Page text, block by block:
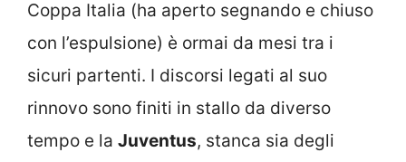
Coppa Italia (ha aperto segnando e chiuso
con l’espulsione) è ormai da mesi tra i
sicuri partenti. I discorsi legati al suo
rinnovo sono finiti in stallo da diverso
tempo e la Juventus, stanca sia degli